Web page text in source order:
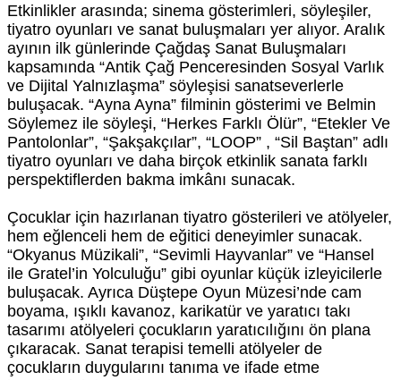
Etkinlikler arasında; sinema gösterimleri, söyleşiler,
tiyatro oyunları ve sanat buluşmaları yer alıyor. Aralık
ayının ilk günlerinde Çağdaş Sanat Buluşmaları
kapsamında “Antik Çağ Penceresinden Sosyal Varlık
ve Dijital Yalnızlaşma” söyleşisi sanatseverlerle
buluşacak. “Ayna Ayna” filminin gösterimi ve Belmin
Söylemez ile söyleşi, “Herkes Farklı Ölür”, “Etekler Ve
Pantolonlar”, “Şakşakçılar”, “LOOP” , “Sil Baştan” adlı
tiyatro oyunları ve daha birçok etkinlik sanata farklı
perspektiflerden bakma imkânı sunacak.
Çocuklar için hazırlanan tiyatro gösterileri ve atölyeler,
hem eğlenceli hem de eğitici deneyimler sunacak.
“Okyanus Müzikali”, “Sevimli Hayvanlar” ve “Hansel
ile Gratel’in Yolculuğu” gibi oyunlar küçük izleyicilerle
buluşacak. Ayrıca Düştepe Oyun Müzesi’nde cam
boyama, ışıklı kavanoz, karikatür ve yaratıcı takı
tasarımı atölyeleri çocukların yaratıcılığını ön plana
çıkaracak. Sanat terapisi temelli atölyeler de
çocukların duygularını tanıma ve ifade etme